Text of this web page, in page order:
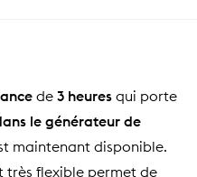
de 3 heures qui porte
le générateur de
maintenant disponible.
flexible permet de